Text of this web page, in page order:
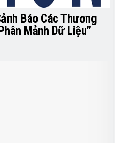
Báo Các Thương
Mảnh Dữ Liệu”